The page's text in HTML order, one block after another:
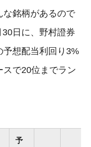
な銘柄があるので
日に、野村證券
予想配当利回り3%
スで20位までラン
予